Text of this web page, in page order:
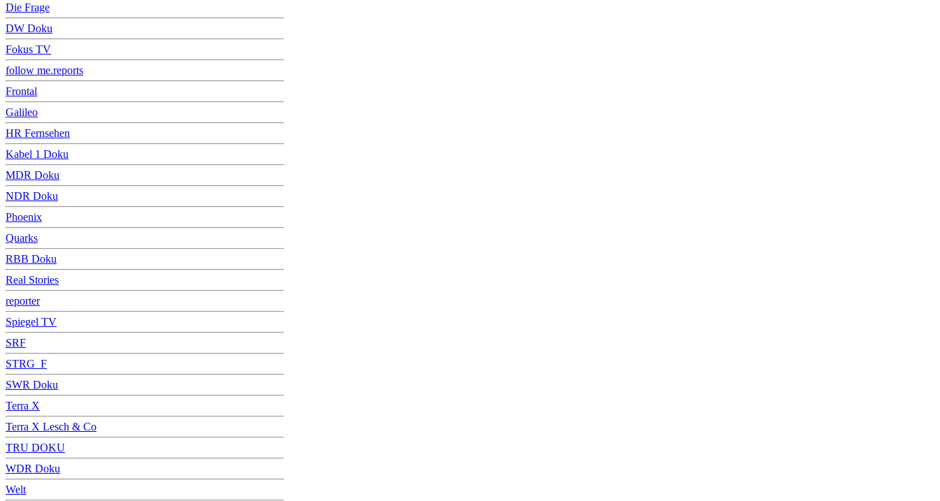
Die Frage
DW Doku
Fokus TV
follow me.reports
Frontal
Galileo
HR Fernsehen
Kabel 1 Doku
MDR Doku
NDR Doku
Phoenix
Quarks
RBB Doku
Real Stories
reporter
Spiegel TV
SRF
STRG_F
SWR Doku
Terra X
Terra X Lesch & Co
TRU DOKU
WDR Doku
Welt